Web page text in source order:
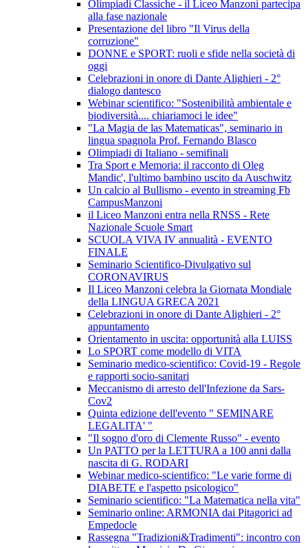
Olimpiadi Classiche - il Liceo Manzoni partecipa
alla fase nazionale
Presentazione del libro "Il Virus della
corruzione"
DONNE e SPORT: ruoli e sfide nella società di
oggi
Celebrazioni in onore di Dante Alighieri - 2°
dialogo dantesco
Webinar scientifico: "Sostenibilità ambientale e
biodiversità.... chiariamoci le idee"
"La Magia de las Matematicas", seminario in
lingua spagnola Prof. Fernando Blasco
Olimpiadi di Italiano - semifinali
Tra Sport e Memoria: il racconto di Oleg
Mandic', l'ultimo bambino uscito da Auschwitz
Un calcio al Bullismo - evento in streaming Fb
CampusManzoni
il Liceo Manzoni entra nella RNSS - Rete
Nazionale Scuole Smart
SCUOLA VIVA IV annualità - EVENTO
FINALE
Seminario Scientifico-Divulgativo sul
CORONAVIRUS
Il Liceo Manzoni celebra la Giornata Mondiale
della LINGUA GRECA 2021
Celebrazioni in onore di Dante Alighieri - 2°
appuntamento
Orientamento in uscita: opportunità alla LUISS
Lo SPORT come modello di VITA
Seminario medico-scientifico: Covid-19 - Regole
e rapporti socio-sanitari
Meccanismo di arresto dell'Infezione da Sars-
Cov2
Quinta edizione dell'evento " SEMINARE
LEGALITA' "
"Il sogno d'oro di Clemente Russo" - evento
Un PATTO per la LETTURA a 100 anni dalla
nascita di G. RODARI
Webinar medico-scientifico: "Le varie forme di
DIABETE e l'aspetto psicologico"
Seminario scientifico: "La Matematica nella vita"
Seminario online: ARMONIA dai Pitagorici ad
Empedocle
Rassegna "Tradizioni&Tradimenti": incontro con